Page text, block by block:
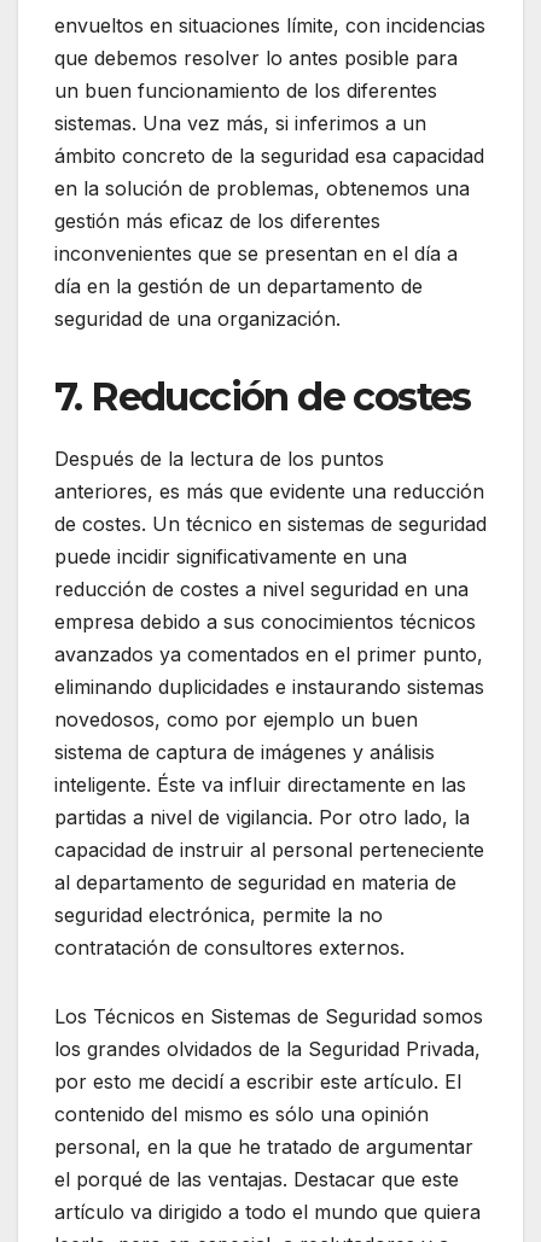
envueltos en situaciones límite, con incidencias
que debemos resolver lo antes posible para
un buen funcionamiento de los diferentes
sistemas. Una vez más, si inferimos a un
ámbito concreto de la seguridad esa capacidad
en la solución de problemas, obtenemos una
gestión más eficaz de los diferentes
inconvenientes que se presentan en el día a
día en la gestión de un departamento de
seguridad de una organización.
7. Reducción de costes
Después de la lectura de los puntos
anteriores, es más que evidente una reducción
de costes. Un técnico en sistemas de seguridad
puede incidir significativamente en una
reducción de costes a nivel seguridad en una
empresa debido a sus conocimientos técnicos
avanzados ya comentados en el primer punto,
eliminando duplicidades e instaurando sistemas
novedosos, como por ejemplo un buen
sistema de captura de imágenes y análisis
inteligente. Éste va influir directamente en las
partidas a nivel de vigilancia. Por otro lado, la
capacidad de instruir al personal perteneciente
al departamento de seguridad en materia de
seguridad electrónica, permite la no
contratación de consultores externos.
Los Técnicos en Sistemas de Seguridad somos
los grandes olvidados de la Seguridad Privada,
por esto me decidí a escribir este artículo. El
contenido del mismo es sólo una opinión
personal, en la que he tratado de argumentar
el porqué de las ventajas. Destacar que este
artículo va dirigido a todo el mundo que quiera